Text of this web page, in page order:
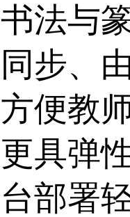
书法与
同步、
方便教
更具弹
台部署